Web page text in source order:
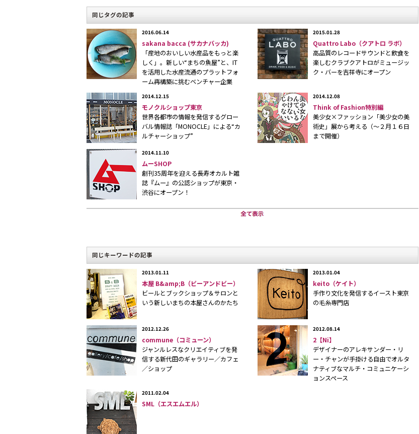
「＆Fab」とは、ロフトの新業態「LOFT&」の中にある多様な工作機械を備えた実験的な市
民工房のネットワーク「
」と「ロフト」がコラボレーションしたデジタル加工
工房の名称である。「LOFT＆」では「ワンオフ（単品生産品）」や「マスプロダクトのカ
スタマイズ」を切り口に「“ここにしかない”生活雑貨の新たな可能性」を開発することがひ
とつのコンセプトであり、「&Fab」は店内で購入した商品をその日に自分で加工することが
できるカスタマイズ工房である。
「オープンから約1年が経過し、利用されるお客様も元々ものづくりが好きという経験者か
ら、より一般的な方に広がってきました。料金の見直しなども行い、利用されるお客様の変
化に対応しています」（LOFT&店長の平川はるなさん）
同じタグの記事
2016.06.14
sakana bacca (サカナバッカ)
「産地のおいしい水産品をもっと楽
しく」。新しい“まちの魚屋”と、IT
を活用した水産流通のプラットフォ
ーム再構築に挑むベンチャー企業
2015.01.28
Quattro Labo（クアトロ ラボ）
高品質のレコードサウンドと飲食を
楽しむクラブクアトロがミュージッ
ク・バーを吉祥寺にオープン
2014.12.15
モノクルショップ東京
世界各都市の情報を発信するグロー
バル情報誌「MONOCLE」による“カ
ルチャーショップ”
2014.12.08
Think of Fashion特別編
美少女×ファッション「美少女の美
術史」展から考える（〜２月１６日
まで開催）
2014.11.10
ムーSHOP
創刊35周年を迎える長寿オカルト雑
誌『ムー』の公認ショップが東京・
渋谷にオープン！
同じキーワードの記事
2013.01.11
本屋 B&amp;B（ビーアンドビー）
ビールとブックショップ＆サロンと
いう新しいまちの本屋さんのかたち
2013.01.04
keito（ケイト）
手作り文化を発信するイースト東京
の毛糸専門店
2012.12.26
commune（コミューン）
ジャンルレスなクリエイティブを発
信する新代田のギャラリー／カフェ
／ショップ
2012.08.14
2【Ni】
デザイナーのアレキサンダー・リ
ー・チャンが手掛ける自由でオルタ
ナティブなマルチ・コミュニケーシ
ョンスペース
2011.02.04
SML（エスエムエル）